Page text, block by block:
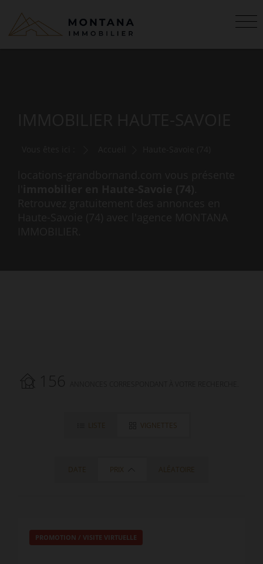
156
LISTE VIGNETTES
DATE PRIX ALÉATOIRE
PROMOTION / VISITE VIRTUELLE